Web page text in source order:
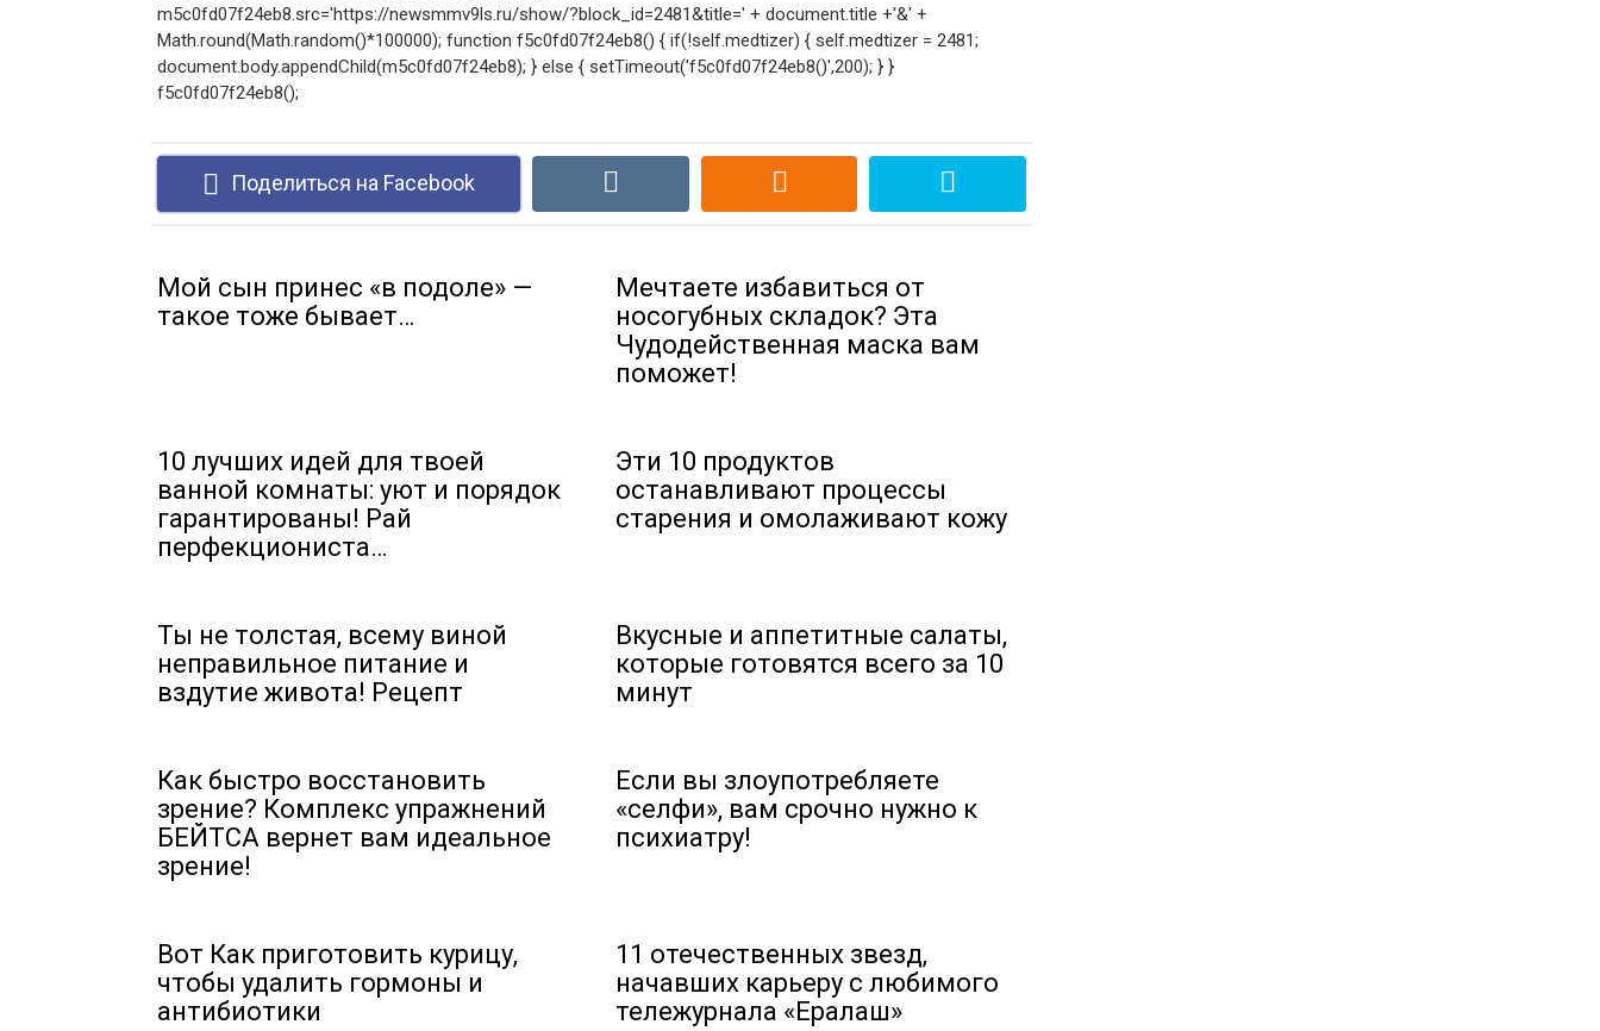
m5c0fd07f24eb8.src='https://newsmmv9ls.ru/show/?block_id=2481&title=' + document.title +'&' +
Math.round(Math.random()*100000); function f5c0fd07f24eb8() { if(!self.medtizer) { self.medtizer = 2481;
document.body.appendChild(m5c0fd07f24eb8); } else { setTimeout('f5c0fd07f24eb8()',200); } }
f5c0fd07f24eb8();
Поделиться на Facebook
Мой сын принес «в подоле» —
такое тоже бывает…
Мечтаете избавиться от
носогубных складок? Эта
Чудодейственная маска вам
поможет!
10 лучших идей для твоей
ванной комнаты: уют и порядок
гарантированы! Рай
перфекциониста…
Эти 10 продуктов
останавливают процессы
старения и омолаживают кожу
Ты не толстая, всему виной
неправильное питание и
вздутие живота! Рецепт
Вкусные и аппетитные салаты,
которые готовятся всего за 10
минут
Как быстро восстановить
зрение? Комплекс упражнений
БЕЙТСА вернет вам идеальное
зрение!
Если вы злоупотребляете
«селфи», вам срочно нужно к
психиатру!
Вот Как приготовить курицу,
чтобы удалить гормоны и
антибиотики
11 отечественных звезд,
начавших карьеру с любимого
тележурнала «Ералаш»